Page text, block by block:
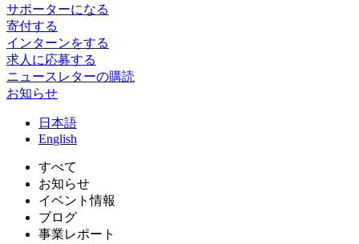
サポーターになる
寄付する
インターンをする
求人に応募する
ニュースレターの購読
お知らせ
日 本語
English
すべて
お知らせ
イベント情報
ブログ
事業レポート